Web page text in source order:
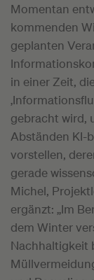
Momentan
kommenden
geplanten
in einer Zeit,
gebracht wird,
Abständen KI-
vorstellen,
gerade
Michel,
ergänzt: „Im
dem Winter
Nachhaltigkeit